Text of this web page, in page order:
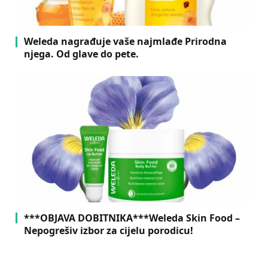
Weleda nagrađuje vaše najmlađe Prirodna
njega. Od glave do pete.
***OBJAVA DOBITNIKA***Weleda Skin Food –
Nepogrešiv izbor za cijelu porodicu!